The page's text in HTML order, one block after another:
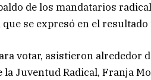
de los mandatarios
se expresó en el
votar, asistieron alrededor
Juventud Radical, Franja